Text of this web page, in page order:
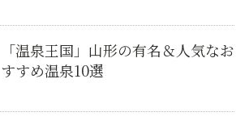
「温泉王国」山形の有名＆人気なお
すすめ温泉10選